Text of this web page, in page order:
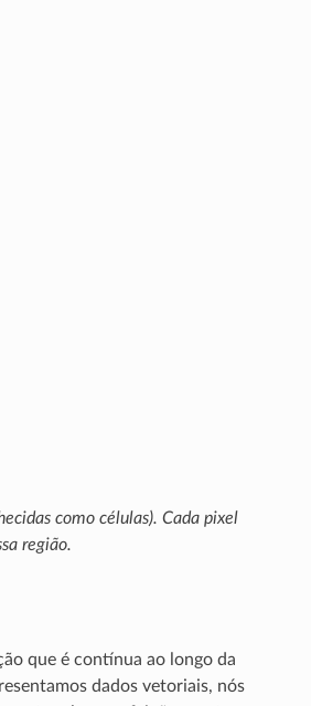
como células). Cada pixel
região.
que é contínua ao longo da
dados vetoriais, nós